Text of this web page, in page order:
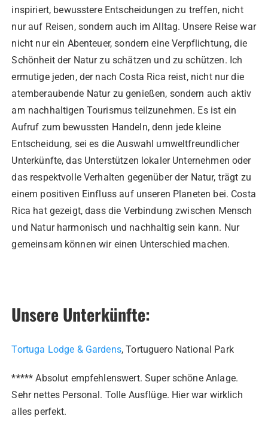
inspiriert, bewusstere Entscheidungen zu treffen, nicht
nur auf Reisen, sondern auch im Alltag. Unsere Reise war
nicht nur ein Abenteuer, sondern eine Verpflichtung, die
Schönheit der Natur zu schätzen und zu schützen. Ich
ermutige jeden, der nach Costa Rica reist, nicht nur die
atemberaubende Natur zu genießen, sondern auch aktiv
am nachhaltigen Tourismus teilzunehmen. Es ist ein
Aufruf zum bewussten Handeln, denn jede kleine
Entscheidung, sei es die Auswahl umweltfreundlicher
Unterkünfte, das Unterstützen lokaler Unternehmen oder
das respektvolle Verhalten gegenüber der Natur, trägt zu
einem positiven Einfluss auf unseren Planeten bei. Costa
Rica hat gezeigt, dass die Verbindung zwischen Mensch
und Natur harmonisch und nachhaltig sein kann. Nur
gemeinsam können wir einen Unterschied machen.
Unsere Unterkünfte:
Tortuga Lodge & Gardens, Tortuguero National Park
***** Absolut empfehlenswert. Super schöne Anlage.
Sehr nettes Personal. Tolle Ausflüge. Hier war wirklich
alles perfekt.